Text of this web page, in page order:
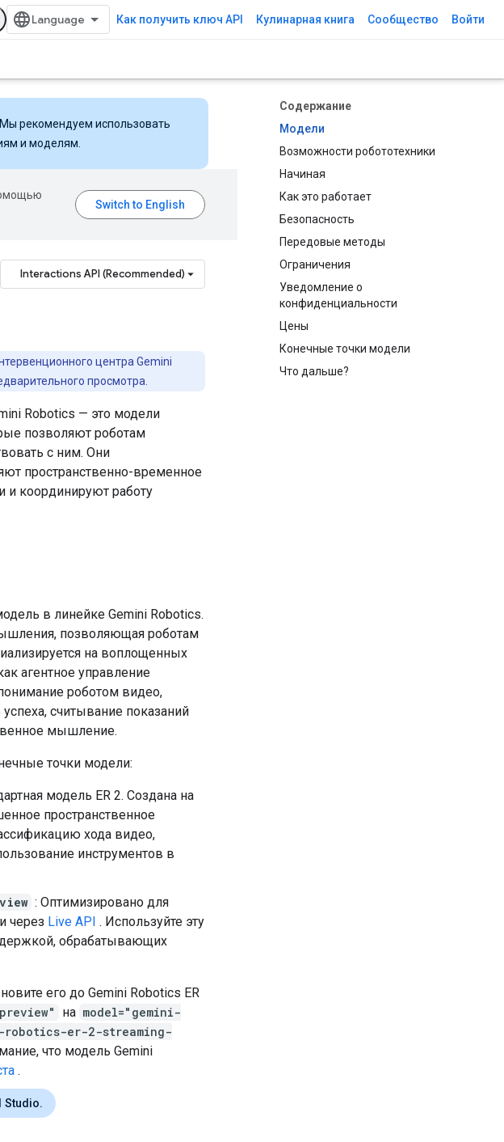
Как получить ключ API Кулинарная книга Сообщество Войти
Содержание
Модели
Возможности робототехники
Начиная
Как это работает
Безопасность
Передовые методы
Ограничения
Уведомление о
конфиденциальности
Цены
Конечные точки модели
Что дальше?
рекомендуем использовать
и моделям.
Interactions API (Recommended)
центра Gemini
просмотра.
Robotics — это модели
позволяют роботам
с ним. Они
пространственно-временное
и координируют работу
в линейке Gemini Robotics.
позволяющая роботам
на воплощенных
агентное управление
роботом видео,
считывание показаний
мышление.
точки модели:
модель ER 2. Создана на
пространственное
хода видео,
инструментов в
: Оптимизировано для
через Live API . Используйте эту
обрабатывающих
его до Gemini Robotics ER
на model="gemini-
robotics-er-2-streaming-
что модель Gemini
.
Studio.